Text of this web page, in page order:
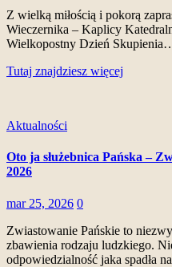
Z wielką miłością i pokorą
Wieczernika – Kaplicy
Wielkopostny Dzień
Tutaj znajdziesz więcej
Aktualności
Oto ja służebnica Pańska –
2026
mar 25, 2026 0
Zwiastowanie Pańskie to
zbawienia rodzaju ludzkiego.
odpowiedzialność jaka spadła